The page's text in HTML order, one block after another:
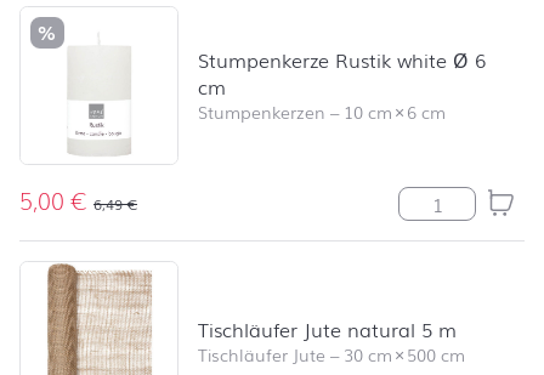
%
Stumpenkerze Rustik white Ø 6
cm
Stumpenkerzen – 10 cm×6 cm
5,00€ 6,49€ Stumpenkerze
Tischläufer Jute natural 5 m
Tischläufer Jute –30 cm×500 cm